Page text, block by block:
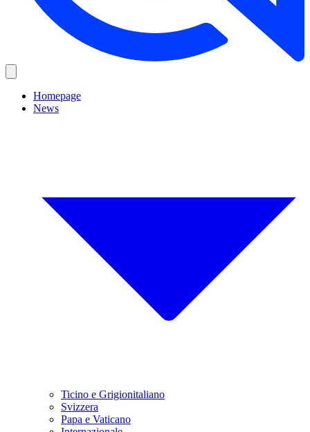
Homepage
News
Ticino e Grigionitaliano
Svizzera
Papa e Vaticano